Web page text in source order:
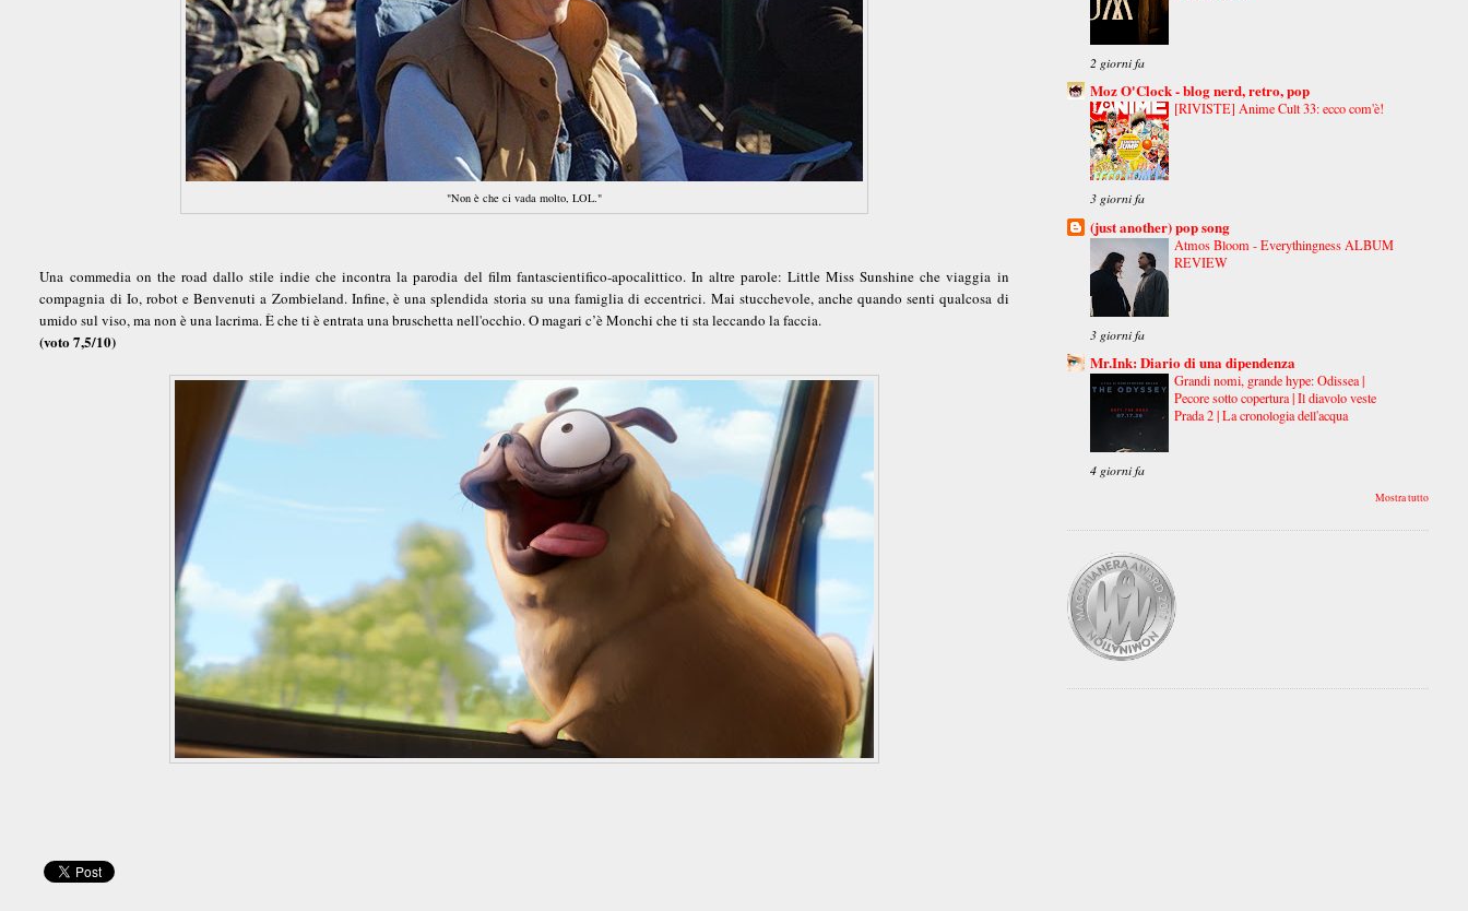
"Non è che ci vada molto, LOL."
Una commedia on the road dallo stile indie che incontra la parodia del film fantascientifico-apocalittico. In altre parole: Little Miss Sunshine che viaggia in
compagnia di Io, robot e Benvenuti a Zombieland. Infine, è una splendida storia su una famiglia di eccentrici. Mai stucchevole, anche quando senti qualcosa di
umido sul viso, ma non è una lacrima. È che ti è entrata una bruschetta nell'occhio. O magari c’è Monchi che ti sta leccando la faccia.
(voto 7,5/10)
2 giorni fa
Moz O'Clock - blog nerd, retro, pop
[RIVISTE] Anime Cult 33: ecco com'è!
3 giorni fa
(just another) pop song
Atmos Bloom - Everythingness ALBUM
REVIEW
3 giorni fa
Mr.Ink: Diario di una dipendenza
Grandi nomi, grande hype: Odissea |
Pecore sotto copertura | Il diavolo veste
Prada 2 | La cronologia dell'acqua
4 giorni fa
Mostra tutto